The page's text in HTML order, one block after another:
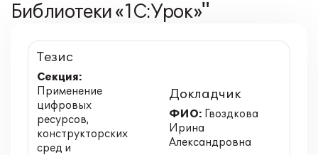
Библиотеки «1С:Урок»"
Тезис
Секция:
Применение
цифровых
ресурсов,
конструкторских
сред и
Докладчик
ФИО: Гвоздкова
Ирина
Александровна